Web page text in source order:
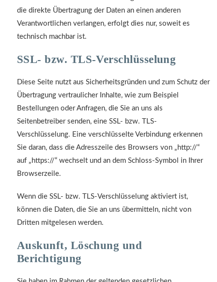
die direkte Übertragung der Daten an einen anderen
Verantwortlichen verlangen, erfolgt dies nur, soweit es
technisch machbar ist.
SSL- bzw. TLS-Verschlüsselung
Diese Seite nutzt aus Sicherheitsgründen und zum Schutz der
Übertragung vertraulicher Inhalte, wie zum Beispiel
Bestellungen oder Anfragen, die Sie an uns als
Seitenbetreiber senden, eine SSL- bzw. TLS-
Verschlüsselung. Eine verschlüsselte Verbindung erkennen
Sie daran, dass die Adresszeile des Browsers von „http://“
auf „https://“ wechselt und an dem Schloss-Symbol in Ihrer
Browserzeile.
Wenn die SSL- bzw. TLS-Verschlüsselung aktiviert ist,
können die Daten, die Sie an uns übermitteln, nicht von
Dritten mitgelesen werden.
Auskunft, Löschung und
Berichtigung